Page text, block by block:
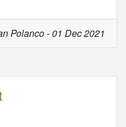
Polanco - 01 Dec 2021